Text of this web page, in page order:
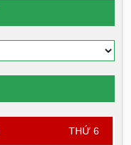
THỨ 6